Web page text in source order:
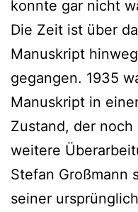
konnte gar nicht
Die Zeit ist über
Manuskript hinweg
gegangen. 1935
Manuskript in
Zustand, der noch
weitere
Stefan Großmann
seiner